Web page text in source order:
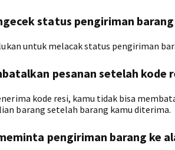
status pengiriman
untuk melacak status pengiriman
pesanan setelah kode
kode resi, kamu tidak bisa
barang setelah barang kamu diterima.
pengiriman barang ke